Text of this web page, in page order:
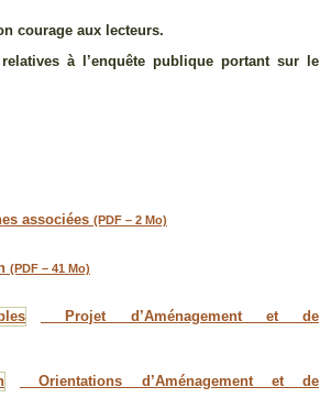
courage aux lecteurs.
à l’enquête publique portant sur le
associées (PDF – 2 Mo)
(PDF – 41 Mo)
Projet d’Aménagement et de
Orientations d’Aménagement et de